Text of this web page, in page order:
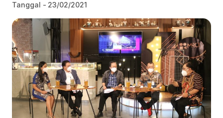
Tanggal - 23/02/2021